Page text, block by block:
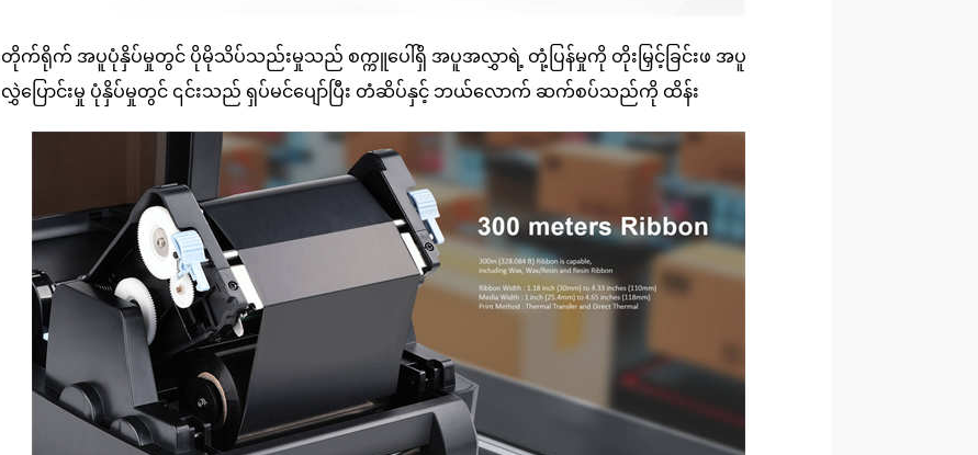
တိုက်ရိုက် အပူပုံနှိပ်မှုတွင် ပိုမိုသိပ်သည်းမှုသည် စက္ကူပေါ်ရှိ အပူအလွှာရဲ့ တုံ့ပြန်မှုကို တိုးမြှင့်ခြင်းဖ အပူ
လွှဲပြောင်းမှု ပုံနှိပ်မှုတွင် ၎င်းသည် ရှပ်မင်ပျော်ပြီး တံဆိပ်နှင့် ဘယ်လောက် ဆက်စပ်သည်ကို ထိန်း